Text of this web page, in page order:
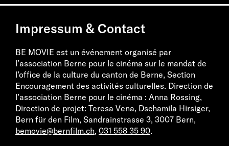
Impressum & Contact
BE MOVIE est un événement organisé par
l’association Berne pour le cinéma sur le mandat de
l’office de la culture du canton de Berne, Section
Encouragement des activités culturelles. Direction de
l’association Berne pour le cinéma : Anna Rossing,
Direction de projet: Teresa Vena, Dschamila Hirsiger,
Bern für den Film, Sandrainstrasse 3, 3007 Bern,
bemovie@bernfilm.ch, 031 558 35 90.